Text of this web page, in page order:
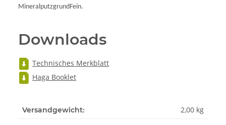
MineralputzgrundFein.
Downloads
Technisches Merkblatt
Haga Booklet
Versandgewicht: 2,00 kg